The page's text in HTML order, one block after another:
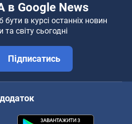
в Google News
бути в курсі останніх новин
та світу сьогодні
Підписатись